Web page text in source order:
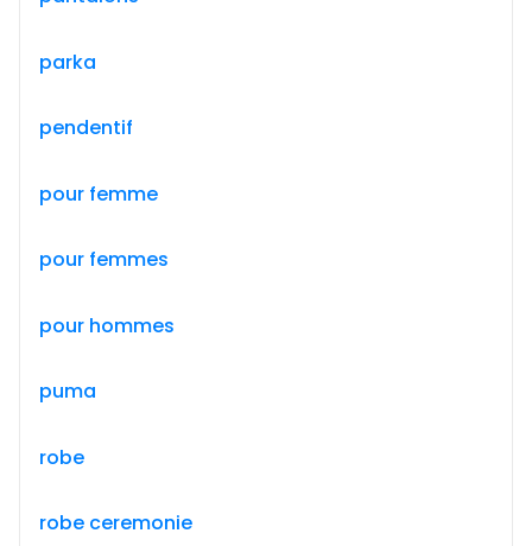
parka
pendentif
pour femme
pour femmes
pour hommes
puma
robe
robe ceremonie